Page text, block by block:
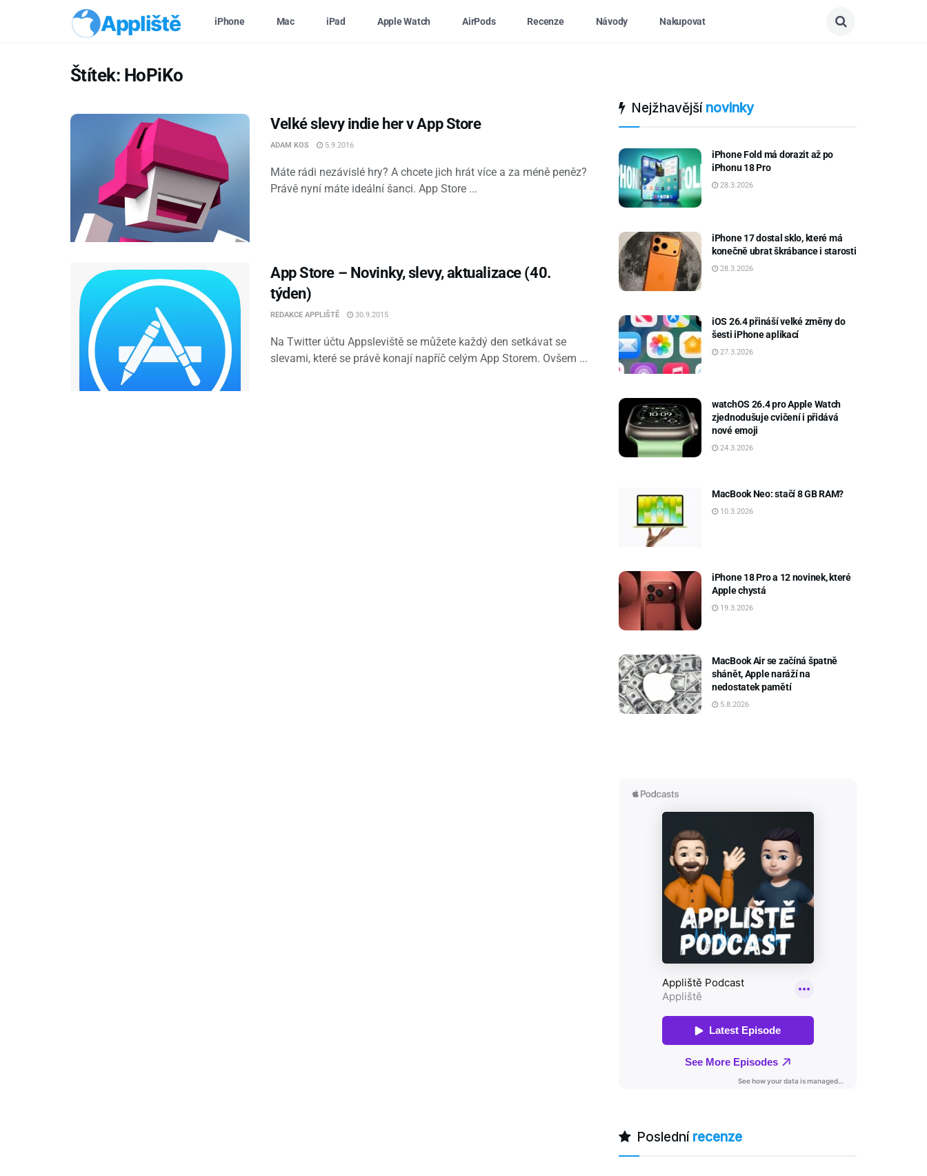
Appliště iPhone Mac iPad Apple Watch AirPods Recenze Návody Nakupovat
Štítek: HoPiKo
Velké slevy indie her v App Store
ADAM KOS 5.9.2016
Máte rádi nezávislé hry? A chcete jich hrát více a za méně peněz?
Právě nyní máte ideální šanci. App Store ...
App Store – Novinky, slevy, aktualizace (40.
týden)
REDAKCE APPLIŠTĚ 30.9.2015
Na Twitter účtu Appsleviště se můžete každý den setkávat se
slevami, které se právě konají napříč celým App Storem. Ovšem ...
Nejžhavějšínovinky
iPhone Fold má dorazit až po
iPhonu 18 Pro
28.3.2026
iPhone 17 dostal sklo, které má
konečně ubrat škrábance i starosti
28.3.2026
iOS 26.4 přináší velké změny do
šesti iPhone aplikací
27.3.2026
watchOS 26.4 pro Apple Watch
zjednodušuje cvičení i přidává
nové emoji
24.3.2026
MacBook Neo: stačí 8 GB RAM?
10.3.2026
iPhone 18 Pro a 12 novinek, které
Apple chystá
19.3.2026
MacBook Air se začíná špatně
shánět, Apple naráží na
nedostatek pamětí
5.8.2026
Poslední recenze